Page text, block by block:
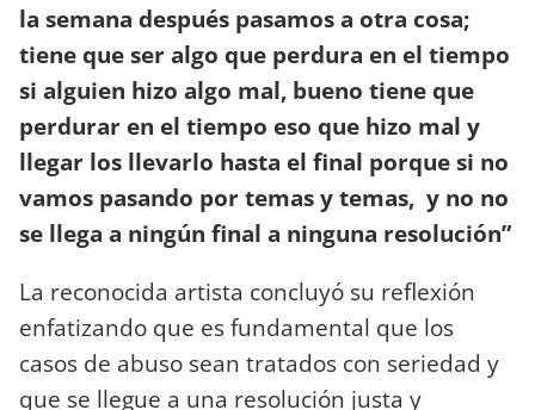
la semana después pasamos a otra cosa;
tiene que ser algo que perdura en el tiempo
si alguien hizo algo mal, bueno tiene que
perdurar en el tiempo eso que hizo mal y
llegar los llevarlo hasta el final porque si no
vamos pasando por temas y temas, y no no
se llega a ningún final a ninguna resolución”
La reconocida artista concluyó su reflexión
enfatizando que es fundamental que los
casos de abuso sean tratados con seriedad y
que se llegue a una resolución justa y